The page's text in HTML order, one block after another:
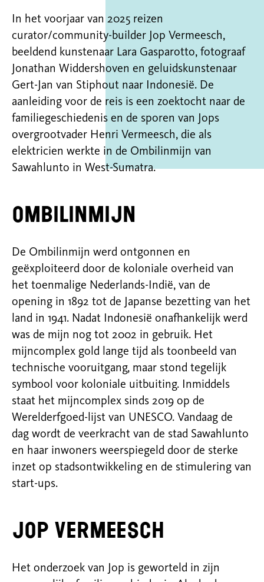
In het voorjaar van 2025 reizen
curator/community-builder Jop Vermeesch,
beeldend kunstenaar Lara Gasparotto, fotograaf
Jonathan Widdershoven en geluidskunstenaar
Gert-Jan van Stiphout naar Indonesië. De
aanleiding voor de reis is een zoektocht naar de
familiegeschiedenis en de sporen van Jops
overgrootvader Henri Vermeesch, die als
elektricien werkte in de Ombilinmijn van
Sawahlunto in West-Sumatra.
Ombilinmijn
De Ombilinmijn werd ontgonnen en
geëxploiteerd door de koloniale overheid van
het toenmalige Nederlands-Indië, van de
opening in 1892 tot de Japanse bezetting van het
land in 1941. Nadat Indonesië onafhankelijk werd
was de mijn nog tot 2002 in gebruik. Het
mijncomplex gold lange tijd als toonbeeld van
technische vooruitgang, maar stond tegelijk
symbool voor koloniale uitbuiting. Inmiddels
staat het mijncomplex sinds 2019 op de
Werelderfgoed-lijst van UNESCO. Vandaag de
dag wordt de veerkracht van de stad Sawahlunto
en haar inwoners weerspiegeld door de sterke
inzet op stadsontwikkeling en de stimulering van
start-ups.
Jop Vermeesch
Het onderzoek van Jop is geworteld in zijn